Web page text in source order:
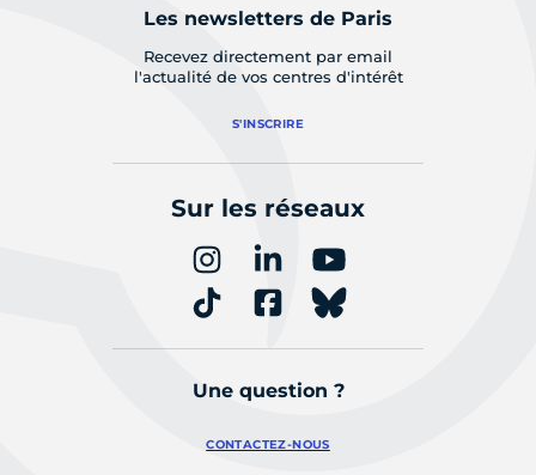
Les newsletters de Paris
Recevez directement par email
l'actualité de vos centres d'intérêt
S'INSCRIRE
Sur les réseaux
Une question ?
CONTACTEZ-NOUS